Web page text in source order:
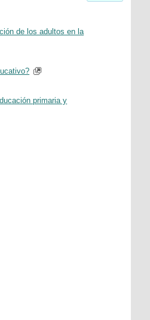
de los adultos en la
primaria y